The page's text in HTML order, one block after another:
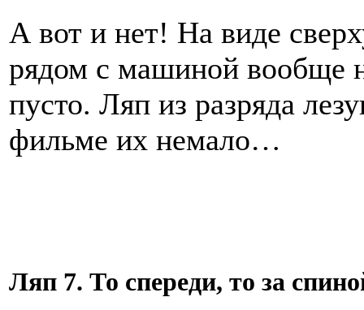
А вот и нет! На виде
рядом с машиной вообще
пусто. Ляп из разряда
фильме их немало…
Ляп 7. То спереди, то за